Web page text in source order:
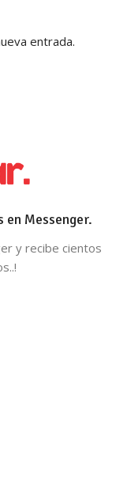
entrada.
Messenger.
y recibe cientos